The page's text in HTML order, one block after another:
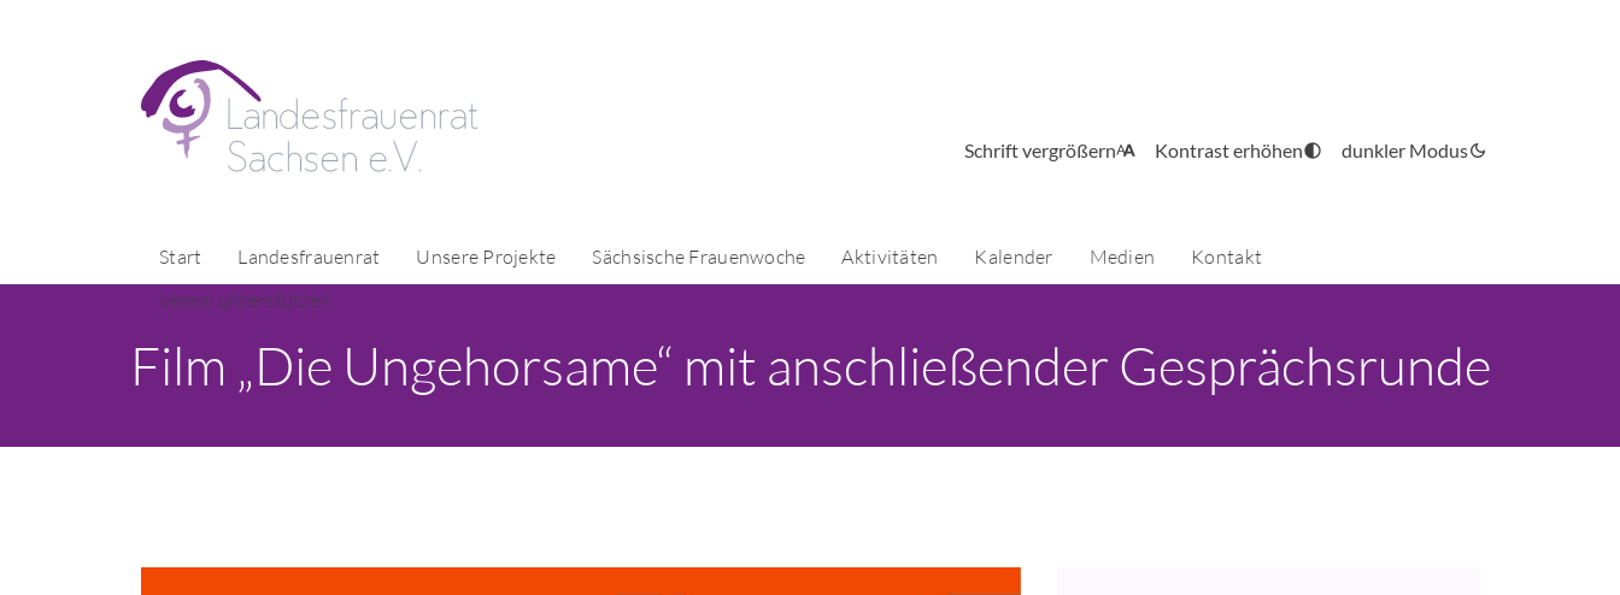
Schrift vergrößern Kontrast erhöhen dunkler Modus
Start Landesfrauenrat Unsere Projekte Sächsische Frauenwoche Aktivitäten Kalender Medien
Kontakt
Verein unterstützen
Film „Die Ungehorsame“ mit anschließender Gesprächsrunde